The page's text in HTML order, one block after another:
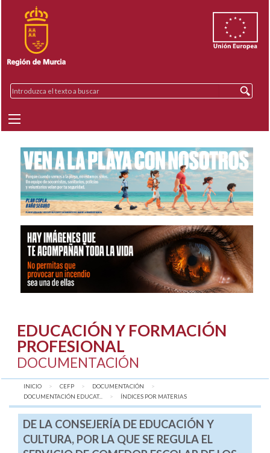
EDUCACIÓN Y FORMACIÓN
PROFESIONAL
DOCUMENTACIÓN
INICIO CEFP
DOCUMENTACIÓN
DOCUMENTACIÓN EDUCAT...
AQUÍ:
ÍNDICES POR MATERIAS
DE LA CONSEJERÍA DE EDUCACIÓN Y
CULTURA, POR LA QUE SE REGULA EL